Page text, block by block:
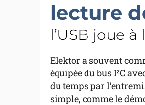
lecture
l’USB joue à
Elektor a souvent
équipée du bus I²C
du temps par
simple, comme le